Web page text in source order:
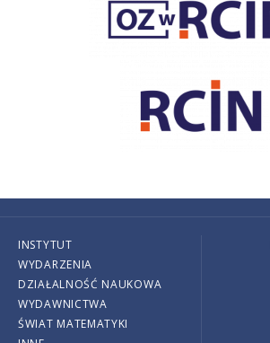
INSTYTUT
WYDARZENIA
DZIAŁALNOŚĆ NAUKOWA
WYDAWNICTWA
ŚWIAT MATEMATYKI